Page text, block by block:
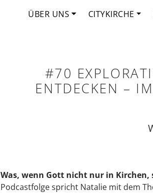
ÜBER UNS CITYKIRCHE
#70
ENTDECKEN –
Was, wenn Gott nicht nur in
Podcastfolge spricht Natalie mit dem